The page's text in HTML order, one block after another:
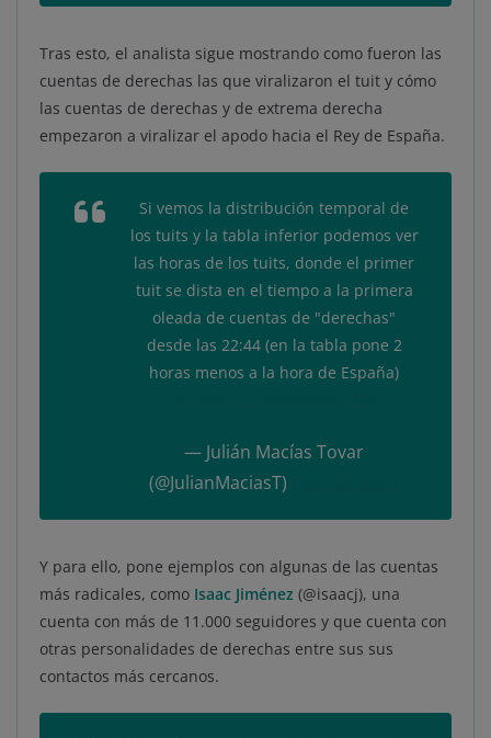
Tras esto, el analista sigue mostrando como fueron las
cuentas de derechas las que viralizaron el tuit y cómo
las cuentas de derechas y de extrema derecha
empezaron a viralizar el apodo hacia el Rey de España.
Si vemos la distribución temporal de
los tuits y la tabla inferior podemos ver
las horas de los tuits, donde el primer
tuit se dista en el tiempo a la primera
oleada de cuentas de "derechas"
desde las 22:44 (en la tabla pone 2
horas menos a la hora de España)
— Julián Macías Tovar
(@JulianMaciasT)
Y para ello, pone ejemplos con algunas de las cuentas
más radicales, como Isaac Jiménez (@isaacj), una
cuenta con más de 11.000 seguidores y que cuenta con
otras personalidades de derechas entre sus sus
contactos más cercanos.